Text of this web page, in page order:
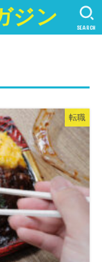
ジン SEARCH
転職